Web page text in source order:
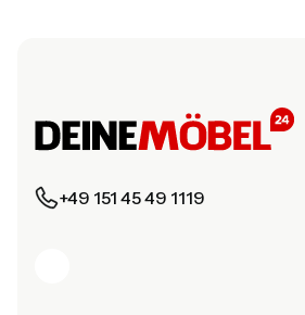
+49 151 45 49 1119